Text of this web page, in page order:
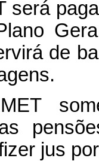
será
de
jus